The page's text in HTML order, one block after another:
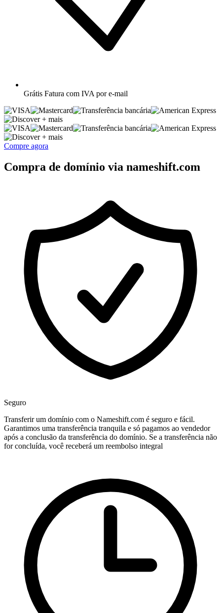
Grátis Fatura com IVA por e-mail
+ mais
+ mais
Compre agora
Compra de domínio via nameshift.com
Seguro
Transferir um domínio com o Nameshift.com é seguro e fácil.
Garantimos uma transferência tranquila e só pagamos ao vendedor
após a conclusão da transferência do domínio. Se a transferência não
for concluída, você receberá um reembolso integral